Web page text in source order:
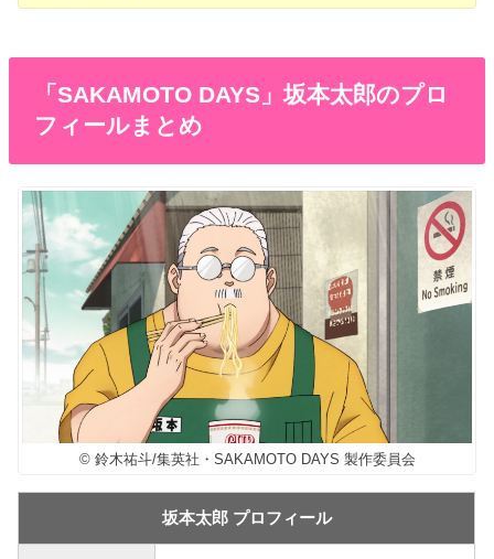
「SAKAMOTO DAYS」坂本太郎のプロ
フィールまとめ
© 鈴木祐斗/集英社・SAKAMOTO DAYS 製作委員会
坂本太郎 プロフィール